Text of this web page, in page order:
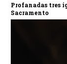
Profanadas tres
Sacramento